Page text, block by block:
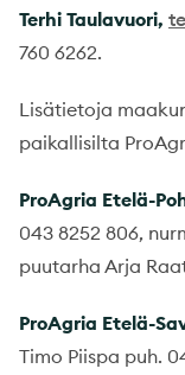
Terhi Taulavuori,
760 6262.
Lisätietoja
paikallisilta
ProAgria Etelä-
043 8252 806,
puutarha Arja
ProAgria Etelä-
Timo Piispa puh.